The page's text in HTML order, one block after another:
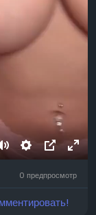
MuteSettings
профиля
0 предпросмотр